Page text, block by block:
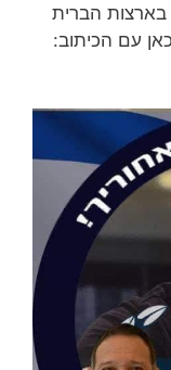
בארצות הברית
עם הכיתוב: